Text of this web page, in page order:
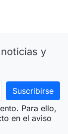
y
Para ello,
en el aviso